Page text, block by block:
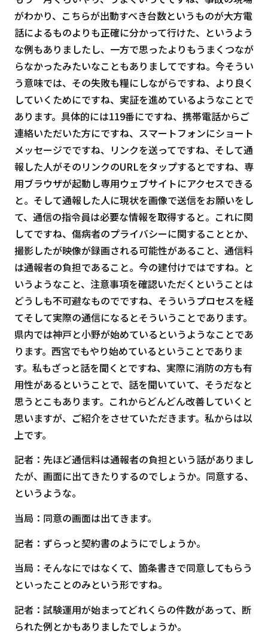
がわかり、こちらが出動すべき台数というものが大方電
話によるものよりも正確に分かって行けた、というよう
な例もありましたし、一方で思ったよりもうまくつなが
らなかったみたいなこともありましてですね。今そうい
う意味では、その失敗も糧にしながらですね、より良く
していくためにですね、実証を進めているようなことで
あります。具体的には119番にですね、携帯電話からご
連絡いただいた方にですね、スマートフォンにショート
メッセージでですね、リンクを送ってですね、そして通
報した人がそのリンクのURLをタップするとですね、専
用ブラウザが起動し専用ウェブサイトにアクセスできる
と。そして通報した人に現状を画像で送信をお願いをし
て、通信の指令員は必要な情報を取得すると。これに関
してですね、傷病者のプライバシーに関することとか、
撮影したが映像が録画される可能性があること、通信料
は通報者の負担であること。今の建付けではですね。と
いうようなこと、注意事項を確認いただくということは
どうしも不可避なものでですね、そういうプロセスを経
てそして実際の通信になるとそういうことであります。
県内では神戸と小野が始めているというようなことであ
ります。西宮でもやり始めているということでありま
す。私もざっと話を聞くとですね、実際に消防の方も有
用性があるということで、話を聞いていて、そうだなと
思うとこもあります。これからどんどん改善していくと
思いますが、ご紹介をさせていただきます。私からは以
上です。
記者：先ほど通信料は通報者の負担という話がありまし
たが、画面に出てきたりするのでしょうか。同意する、
というような。
当局：同意の画面は出てきます。
記者：ずらっと契約書のようにでしょうか。
当局：そんなにではなくて、箇条書きで同意してもらう
といったことのみという形ですね。
記者：試験運用が始まってどれくらの件数があって、断
られた例とかもありましたでしょうか。